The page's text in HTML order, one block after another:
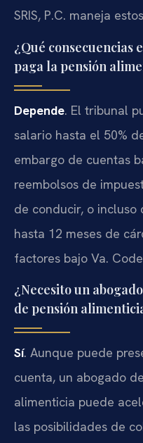
SRIS, P.C. maneja
¿Qué consecuencias
paga la pensión
Depende. El tribunal
salario hasta el 50%
embargo de cuentas
reembolsos de
de conducir, o
hasta 12 meses de
factores bajo Va.
¿Necesito un
de pensión
Sí. Aunque puede
cuenta, un abogado
alimenticia puede
las posibilidades de